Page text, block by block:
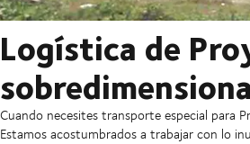
Logística de
Cuando necesites transporte especial para
Estamos acostumbrados a trabajar con lo